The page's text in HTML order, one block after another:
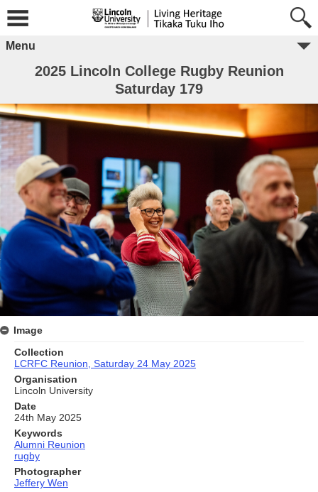
Menu
2025 Lincoln College Rugby Reunion
Saturday 179
Image
Collection
LCRFC Reunion, Saturday 24 May 2025
Organisation
Lincoln University
Date
24th May 2025
Keywords
Alumni Reunion
rugby
Photographer
Jeffery Wen